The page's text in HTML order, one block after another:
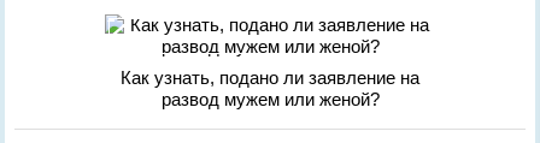
Как узнать, подано ли заявление на
развод мужем или женой?